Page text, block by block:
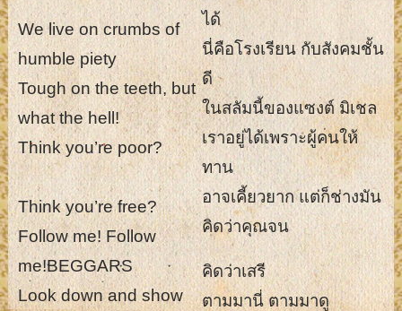
We live on crumbs of
humble piety
Tough on the teeth, but
what the hell!
Think you’re poor?
Think you’re free?
Follow me! Follow
me!BEGGARS
Look down and show
ได้
นี่คือโรงเรียน กับสังคมชั้น
ดี
ในสลัมนี้ของแซงต์ มิเชล
เราอยู่ได้เพราะผู้คนให้
ทาน
อาจเคี้ยวยาก แต่ก็ช่างมัน
คิดว่าคุณจน
คิดว่าเสรี
ตามมานี่ ตามมาดู